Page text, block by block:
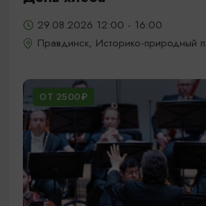
29.08.2026 12:00 - 16:00
Правдинск, Историко-природный
ОТ 2500₽